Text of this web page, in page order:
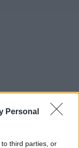
Personal
third parties, or